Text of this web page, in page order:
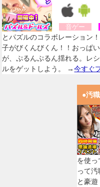
音ゲー
とパズルのコラボレーション
子がびくんびくん！！おっぱ
が、ぷるんぷるん揺れる。レ
ルをゲットしよう。 →今すぐ
●汚
を使っ
って
と豪